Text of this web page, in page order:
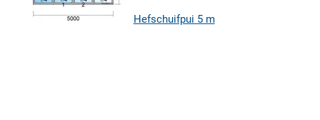
Hefschuifpui 5 m